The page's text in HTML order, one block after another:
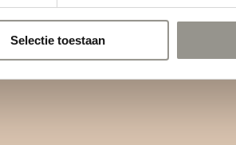
Selectie toestaan